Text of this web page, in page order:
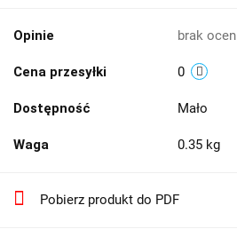
Opinie brak ocen
Cena przesyłki 0
Dostępność Mało
Waga 0.35 kg
Pobierz produkt do PDF